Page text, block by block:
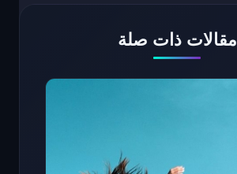
مقالات ذات صلة